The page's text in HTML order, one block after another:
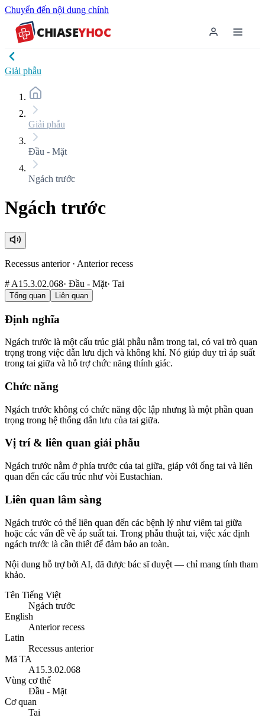
Chuyển đến nội dung chính
CHIASEYHOC
Giải phẫu
Giải phẫu
Đầu - Mặt
Ngách trước
Ngách trước
Recessus anterior· Anterior recess
# A15.3.02.068· Đầu - Mặt· Tai
Tổng quan Liên quan
Định nghĩa
Ngách trước là một cấu trúc giải phẫu nằm trong tai, có vai trò quan
trọng trong việc dẫn lưu dịch và không khí. Nó giúp duy trì áp suất
trong tai giữa và hỗ trợ chức năng thính giác.
Chức năng
Ngách trước không có chức năng độc lập nhưng là một phần quan
trọng trong hệ thống dẫn lưu của tai giữa.
Vị trí & liên quan giải phẫu
Ngách trước nằm ở phía trước của tai giữa, giáp với ống tai và liên
quan đến các cấu trúc như vòi Eustachian.
Liên quan lâm sàng
Ngách trước có thể liên quan đến các bệnh lý như viêm tai giữa
hoặc các vấn đề về áp suất tai. Trong phẫu thuật tai, việc xác định
ngách trước là cần thiết để đảm bảo an toàn.
Nội dung hỗ trợ bởi AI, đã được bác sĩ duyệt — chỉ mang tính tham
khảo.
Tên Tiếng Việt
Ngách trước
English
Anterior recess
Latin
Recessus anterior
Mã TA
A15.3.02.068
Vùng cơ thể
Đầu - Mặt
Cơ quan
Tai